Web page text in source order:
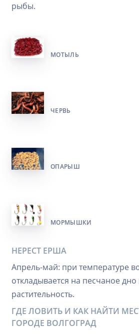
рыбы.
МОТЫЛЬ
ЧЕРВЬ
ОПАРЫШ
МОРМЫШКИ
НЕРЕСТ ЕРША
Апрель-май: при температуре
откладывается на песчаное
растительность.
ГДЕ ЛОВИТЬ И КАК НАЙТИ
ГОРОДЕ ВОЛГОГРАД